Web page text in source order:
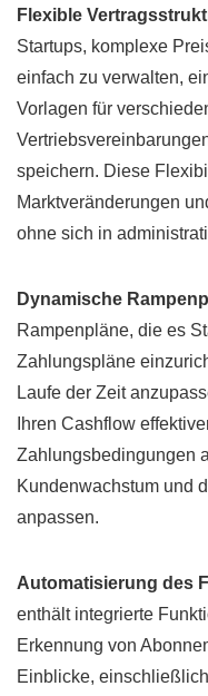
Flexible
Startups, komplexe
einfach zu verwalten,
Vorlagen für
speichern. Diese
Marktveränderungen
ohne sich in
Dynamische
Rampenpläne, die es
Zahlungspläne
Laufe der Zeit
Ihren Cashflow
Zahlungsbedingungen
Kundenwachstum und
anpassen.
Automatisierung des
enthält integrierte
Erkennung von
Einblicke,